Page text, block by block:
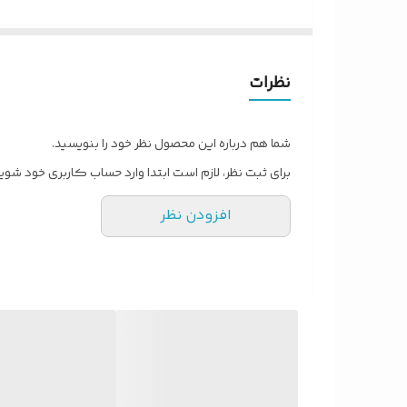
نظرات
شما هم درباره این محصول نظر خود را بنویسید.
برای ثبت نظر، لازم است ابتدا وارد حساب کاربری خود
افزودن نظر